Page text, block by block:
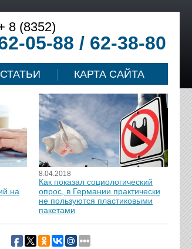
8 (8352)
05-88 / 62-38-80
СТАТЬИ КАРТА САЙТА
на
8.04.2018
Как показал социологический
опрос, в Германии практически
не пользуются пластиковыми
пакетами